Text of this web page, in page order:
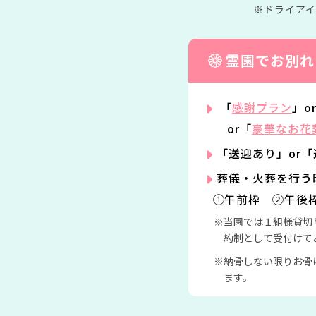
ドライア
霊園でお別れ
「感謝プラン」
or「豪華なお花
「送迎あり」or
葬儀・火葬を行
①午前枠 ②午後
当園では１組様貸
約制として受付けて
納骨しない限りお
ます。